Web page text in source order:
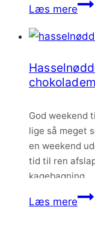
god…
Læs mere
God weekend
lige så meget
en weekend
tid til ren
kagebagning.
Læs mere